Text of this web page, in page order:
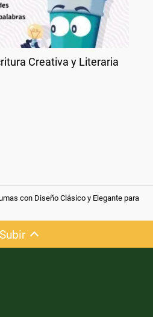
Creativa y Literaria
con Diseño Clásico y Elegante para
Subir